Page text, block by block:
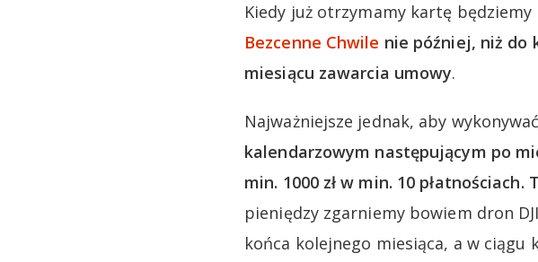
Kiedy już otrzymamy kartę
Bezcenne Chwile nie później, niż do
miesiącu zawarcia umowy.
Najważniejsze jednak, aby
kalendarzowym następującym po
min. 1000 zł w min. 10
pieniędzy zgarniemy bowiem dron
końca kolejnego miesiąca, a w ciągu